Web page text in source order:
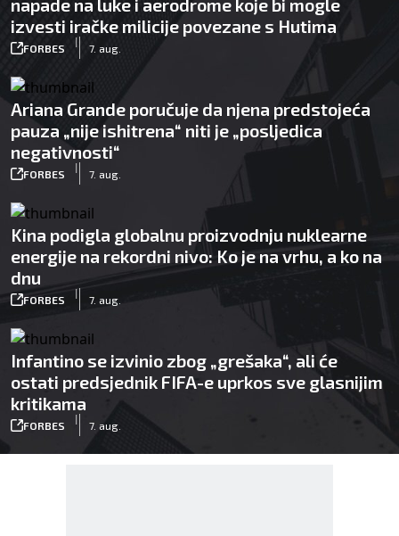
napade na luke i aerodrome koje bi mogle
izvesti iračke milicije povezane s Hutima
FORBES
|
7. aug.
Ariana Grande poručuje da njena predstojeća
pauza „nije ishitrena“ niti je „posljedica
negativnosti“
FORBES
|
7. aug.
Kina podigla globalnu proizvodnju nuklearne
energije na rekordni nivo: Ko je na vrhu, a ko na
dnu
FORBES
|
7. aug.
Infantino se izvinio zbog „grešaka“, ali će
ostati predsjednik FIFA-e uprkos sve glasnijim
kritikama
FORBES
|
7. aug.